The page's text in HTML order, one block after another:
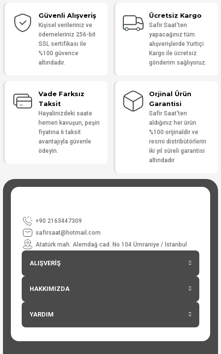
Yorum Yaz
Güvenli Alışveriş
Kişisel verileriniz ve
ödemeleriniz 256-bit
SSL sertifikası ile
%100 güvence
altındadır.
Ücretsiz Kargo
Safir Saat'ten
yapacağınız tüm
alışverişlerde Yurtiçi
Kargo ile ücretsiz
gönderim sağlıyoruz.
Vade Farksız
Taksit
Hayalinizdeki saate
hemen kavuşun, peşin
fiyatına 6 taksit
avantajıyla güvenle
ödeyin.
Orjinal Ürün
Garantisi
Safir Saat'ten
aldığınız her ürün
%100 orijinaldir ve
resmi distribütörlerin
iki yıl süreli garantisi
altındadır
+90 2163447309
safirsaat@hotmail.com
Atatürk mah. Alemdağ cad. No 104 Ümraniye / İstanbul
ALIŞVERİŞ
HAKKIMIZDA
YARDIM